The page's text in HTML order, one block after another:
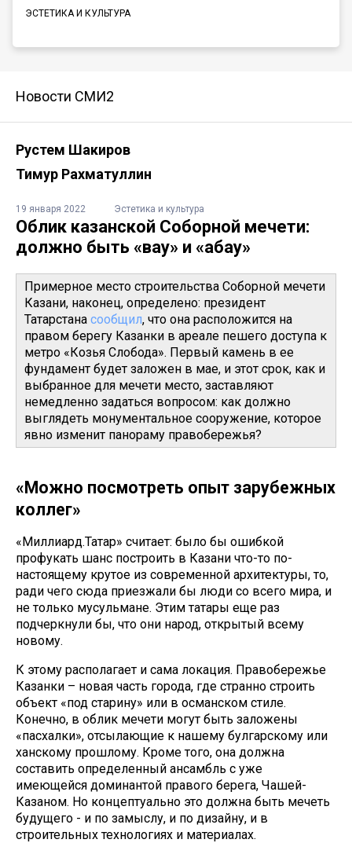
ЭСТЕТИКА И КУЛЬТУРА
Новости СМИ2
Рустем Шакиров
Тимур Рахматуллин
19 января 2022 Эстетика и культура
Облик казанской Соборной мечети:
должно быть «вау» и «абау»
Примерное место строительства Соборной мечети
Казани, наконец, определено: президент
Татарстана сообщил, что она расположится на
правом берегу Казанки в ареале пешего доступа к
метро «Козья Слобода». Первый камень в ее
фундамент будет заложен в мае, и этот срок, как и
выбранное для мечети место, заставляют
немедленно задаться вопросом: как должно
выглядеть монументальное сооружение, которое
явно изменит панораму правобережья?
«Можно посмотреть опыт зарубежных
коллег»
«Миллиард.Татар» считает: было бы ошибкой
профукать шанс построить в Казани что-то по-
настоящему крутое из современной архитектуры, то,
ради чего сюда приезжали бы люди со всего мира, и
не только мусульмане. Этим татары еще раз
подчеркнули бы, что они народ, открытый всему
новому.
К этому располагает и сама локация. Правобережье
Казанки – новая часть города, где странно строить
объект «под старину» или в османском стиле.
Конечно, в облик мечети могут быть заложены
«пасхалки», отсылающие к нашему булгарскому или
ханскому прошлому. Кроме того, она должна
составить определенный ансамбль с уже
имеющейся доминантой правого берега, Чашей-
Казаном. Но концептуально это должна быть мечеть
будущего - и по замыслу, и по дизайну, и в
строительных технологиях и материалах.